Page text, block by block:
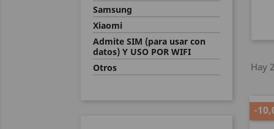
Samsung
Xiaomi
Admite SIM (para usar con
datos) Y USO POR WIFI
Otros
Hay
-